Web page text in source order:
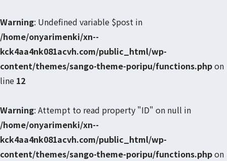
Warning: Undefined variable $post in
/home/onyarimenki/xn--
kck4aa4nk081acvh.com/public_html/wp-
content/themes/sango-theme-poripu/functions.phpon
line 12
Warning: Attempt to read property "ID" on null in
/home/onyarimenki/xn--
kck4aa4nk081acvh.com/public_html/wp-
content/themes/sango-theme-poripu/functions.phpon